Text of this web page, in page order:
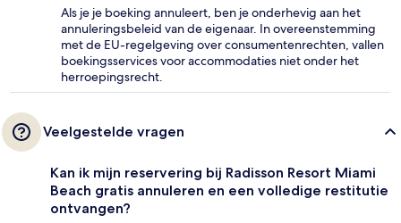
Als je je boeking annuleert, ben je onderhevig aan het
annuleringsbeleid van de eigenaar. In overeenstemming
met de EU-regelgeving over consumentenrechten, vallen
boekingsservices voor accommodaties niet onder het
herroepingsrecht.
Veelgestelde vragen
Kan ik mijn reservering bij Radisson Resort Miami
Beach gratis annuleren en een volledige restitutie
ontvangen?